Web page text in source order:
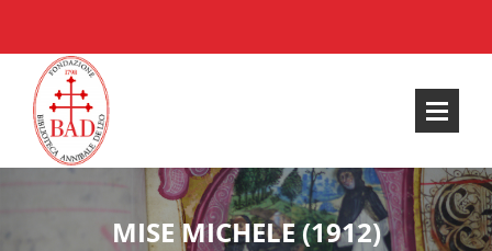
MISE MICHELE (1912)